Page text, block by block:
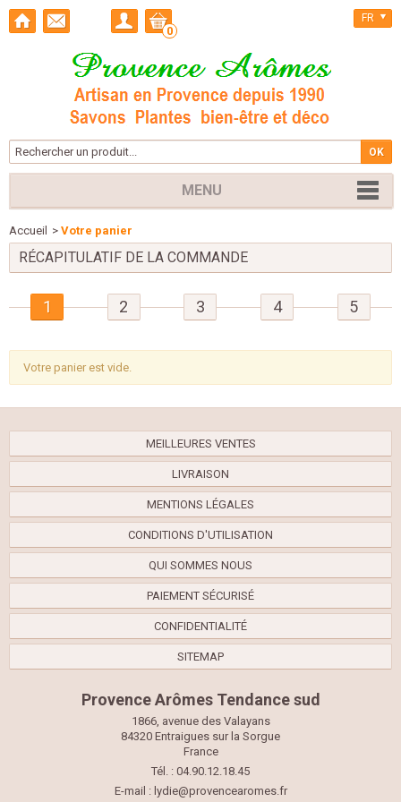
0
FR
MENU
Accueil > Votre panier
RÉCAPITULATIF DE LA COMMANDE
1 2 3 4 5
Votre panier est vide.
MEILLEURES VENTES
LIVRAISON
MENTIONS LÉGALES
CONDITIONS D'UTILISATION
QUI SOMMES NOUS
PAIEMENT SÉCURISÉ
CONFIDENTIALITÉ
SITEMAP
Provence Arômes Tendance sud
1866, avenue des Valayans
84320 Entraigues sur la Sorgue
France
Tél. : 04.90.12.18.45
E-mail : lydie@provencearomes.fr